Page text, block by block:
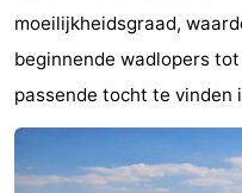
Kerken
-
Molens
-
Uitkijkpunten
Attracties
-
moeilijkheidsgraad,
beginnende wadlopers
passende tocht te vinden